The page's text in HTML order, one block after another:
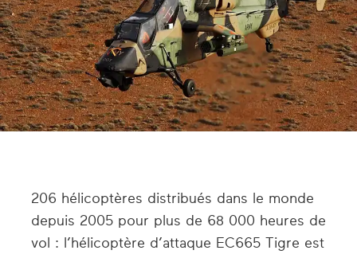
206 hélicoptères distribués dans le monde
depuis 2005 pour plus de 68 000 heures de
vol : l’hélicoptère d’attaque EC665 Tigre est